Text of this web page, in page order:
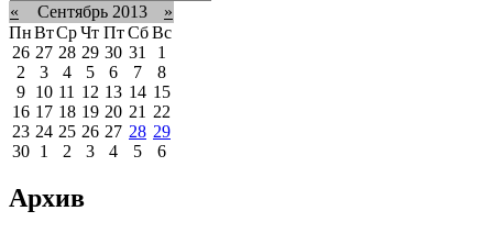
«
Сентябрь 2013
»
ПнВтСрЧт Пт Сб Вс
26 27 28 29 30 31
1
2
3 4 5 6 7
8
9
10 11 12 13 14 15
16 17 18 19 20 21 22
23 24 25 26 27 28 29
30
1 2 3 4 5 6
Архив